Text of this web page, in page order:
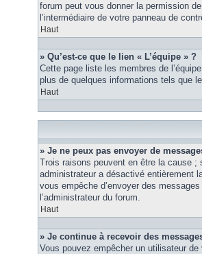
forum peut vous donner la permission
l’intermédiaire de votre panneau de
Haut
» Qu’est-ce que le lien « L’équipe » ?
Cette page liste les membres de
plus de quelques informations tels que
Haut
» Je ne peux pas envoyer de
Trois raisons peuvent en être la cause ;
administrateur a désactivé entièrement
vous empêche d’envoyer des
l’administrateur du forum.
Haut
» Je continue à recevoir des
Vous pouvez empêcher un utilisateur